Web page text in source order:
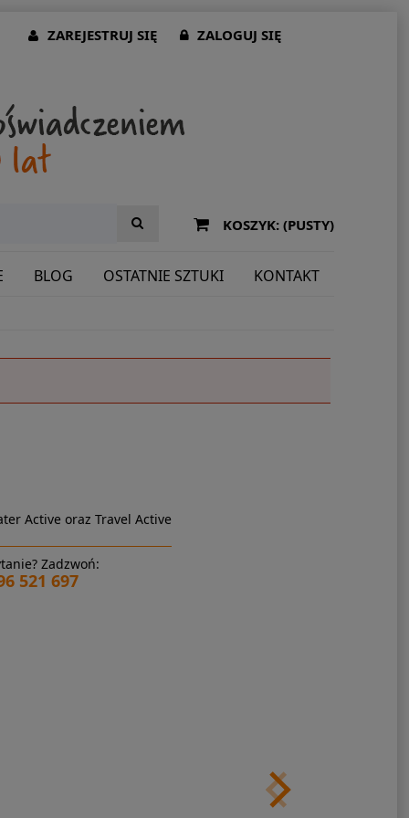
ZAREJESTRUJ SIĘ ZALOGUJ SIĘ
KOSZYK: (PUSTY)
BLOG OSTATNIE SZTUKI KONTAKT
Active oraz Travel Active
Zadzwoń:
521 697